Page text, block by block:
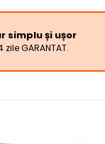
simplu și ușor
zile GARANTAT.